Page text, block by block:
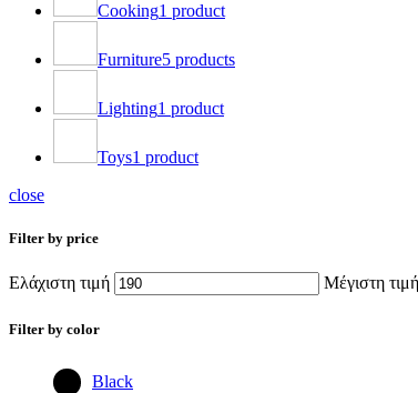
Cooking1 product
Furniture5 products
Lighting1 product
Toys1 product
close
Filter by price
Ελάχιστη τιμή Μέγιστη τιμή
Filter by color
Black